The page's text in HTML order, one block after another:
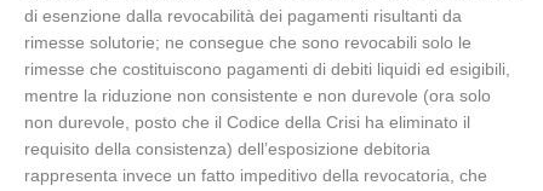
di esenzione dalla revocabilità dei pagamenti risultanti da
rimesse solutorie; ne consegue che sono revocabili solo le
rimesse che costituiscono pagamenti di debiti liquidi ed esigibili,
mentre la riduzione non consistente e non durevole (ora solo
non durevole, posto che il Codice della Crisi ha eliminato il
requisito della consistenza) dell’esposizione debitoria
rappresenta invece un fatto impeditivo della revocatoria, che